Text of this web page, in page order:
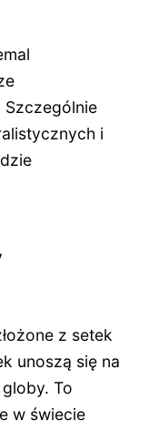
Szczególnie
i
z setek
unoszą się na
To
w świecie